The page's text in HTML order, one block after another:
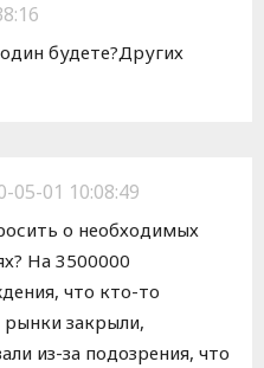
будете?Других
05-01 10:08:49
о необходимых
На 3500000
что кто-то
рынки закрыли,
из-за подозрения, что